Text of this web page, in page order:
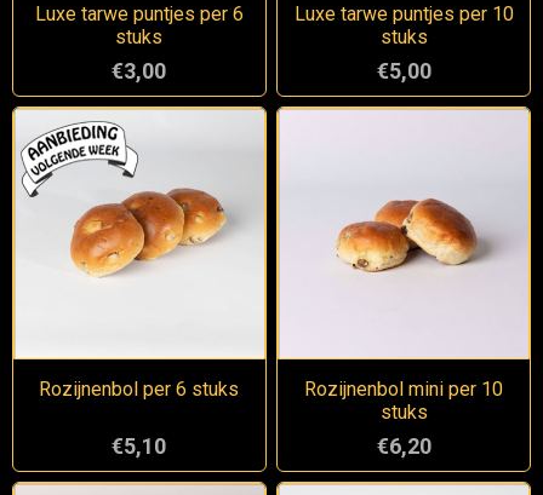
Luxe tarwe puntjes per 6
stuks
€3,00
Luxe tarwe puntjes per 10
stuks
€5,00
Rozijnenbol per 6 stuks
€5,10
Rozijnenbol mini per 10
stuks
€6,20